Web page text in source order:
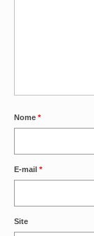
Nome *
E-mail *
Site